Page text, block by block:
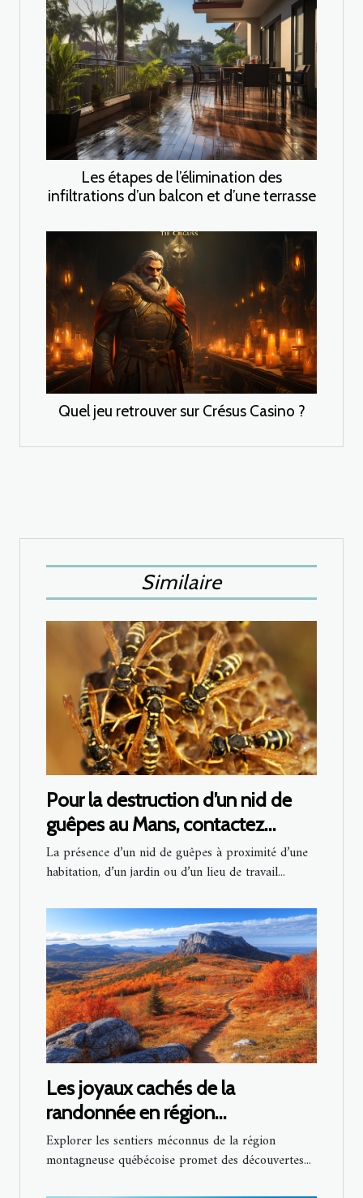
Les étapes de l’élimination des
infiltrations d’un balcon et d’une terrasse
Quel jeu retrouver sur Crésus Casino ?
Similaire
Pour la destruction d’un nid de
guêpes au Mans, contactez
Sherlock Détecte !
La présence d’un nid de guêpes à proximité d’une
habitation, d’un jardin ou d’un lieu de travail...
Les joyaux cachés de la
randonnée en région
montagneuse québécoise
Explorer les sentiers méconnus de la région
montagneuse québécoise promet des découvertes...